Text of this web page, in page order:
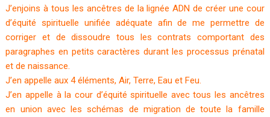
J’enjoins à tous les ancêtres de la lignée ADN de créer une cour
d’équité spirituelle unifiée adéquate afin de me permettre de
corriger et de dissoudre tous les contrats comportant des
paragraphes en petits caractères durant les processus prénatal
et de naissance.
J’en appelle aux 4 éléments, Air, Terre, Eau et Feu.
J’en appelle à la cour d’équité spirituelle avec tous les ancêtres
en union avec les schémas de migration de toute la famille